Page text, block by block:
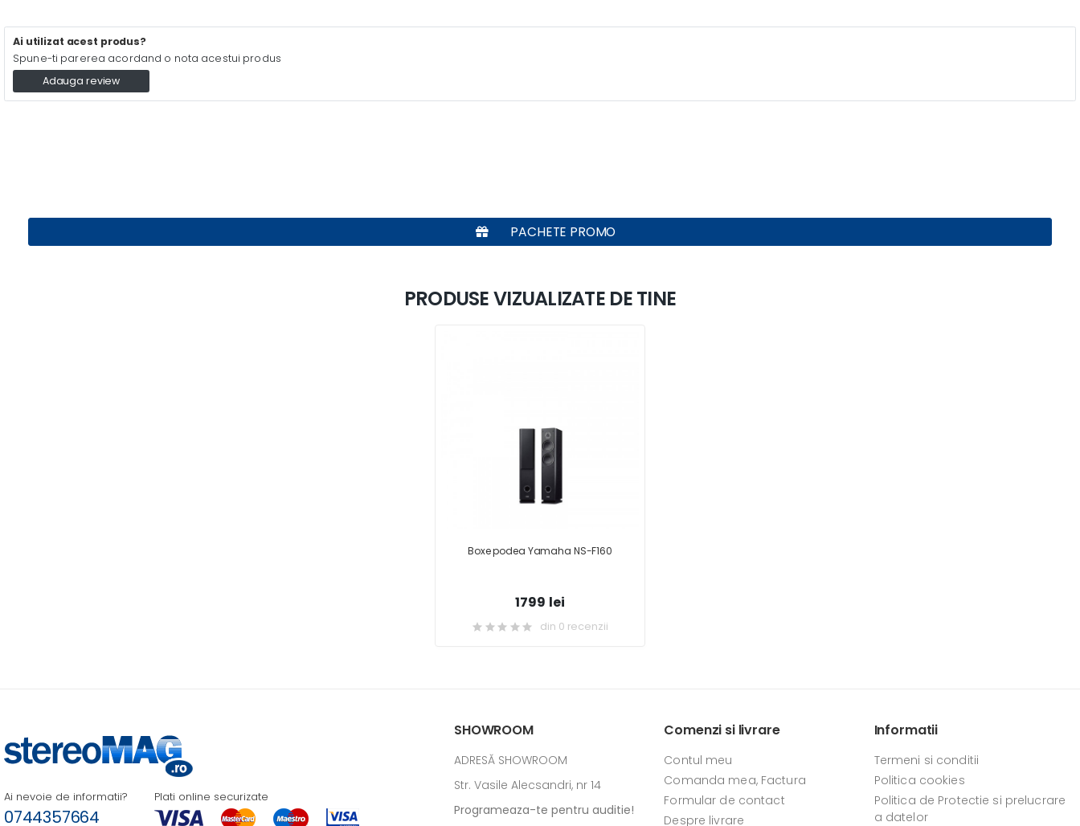
Ai utilizat acest produs?
Spune-ti parerea acordand o nota acestui produs
Adauga review
PACHETE PROMO
PRODUSE VIZUALIZATE DE TINE
Boxe podea Yamaha NS-F160
1799 lei
din 0 recenzii
Ai nevoie de informatii?
0744357664
Plati online securizate
SHOWROOM
ADRESĂ SHOWROOM
Str. Vasile Alecsandri, nr 14
Programeaza-te pentru auditie!
Comenzi si livrare
Contul meu
Comanda mea, Factura
Formular de contact
Despre livrare
Informatii
Termeni si conditii
Politica cookies
Politica de Protectie si prelucrare
a datelor